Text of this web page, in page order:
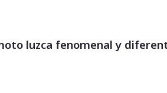
luzca fenomenal y